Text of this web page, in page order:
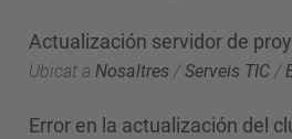
Actualización servidor de
Ubicat a Nosaltres /Serveis TIC /
Error en la actualización del